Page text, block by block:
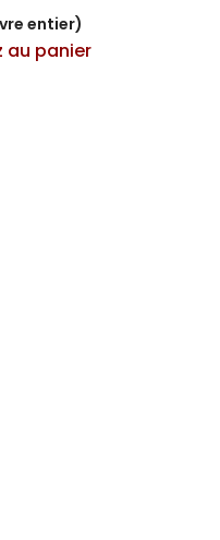
entier)
au panier